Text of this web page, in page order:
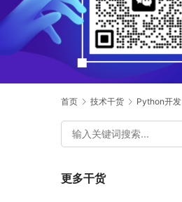
首页 技术干货 Python开发
更多干货